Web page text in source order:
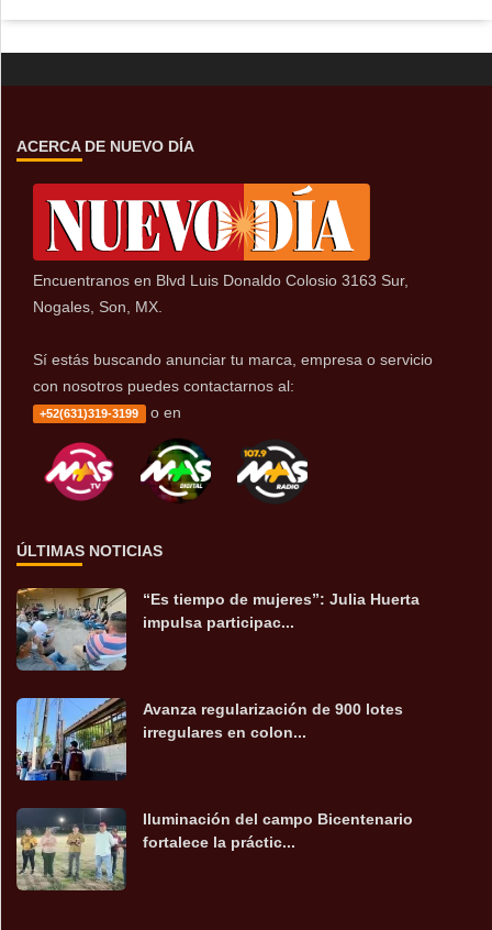
ACERCA DE NUEVO DÍA
Encuentranos en Blvd Luis Donaldo Colosio 3163 Sur,
Nogales, Son, MX.
Sí estás buscando anunciar tu marca, empresa o servicio
con nosotros puedes contactarnos al:
+52(631)319-3199 o en
ÚLTIMAS NOTICIAS
“Es tiempo de mujeres”: Julia Huerta
impulsa participac...
Avanza regularización de 900 lotes
irregulares en colon...
Iluminación del campo Bicentenario
fortalece la práctic...